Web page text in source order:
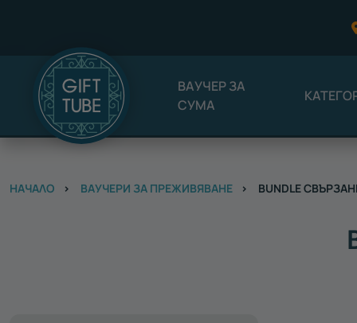
ВАУЧЕР ЗА
СУМА
НАЧАЛО ВАУЧЕРИ ЗА ПРЕЖИВЯВАНЕ BUNDLE